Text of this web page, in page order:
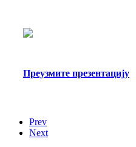
Преузмите презентацију
Prev
Next